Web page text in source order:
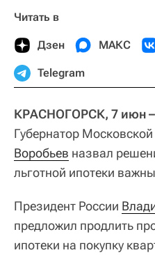
Читать в
Дзен МАКС
Telegram
КРАСНОГОРСК, 7 июн
Губернатор Московской
Воробьев назвал
льготной ипотеки
Президент России
предложил продлить
ипотеки на покупку